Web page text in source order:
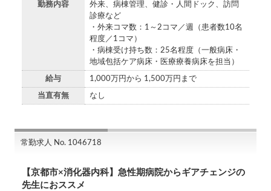
勤務内容
外来、病棟管理、健診・人間ドック、訪問
診療など
・外来コマ数：1～2コマ／週（患者数10名
程度／1コマ）
・病棟受け持ち数：25名程度（一般病床・
地域包括ケア病床・医療療養病床を担当）
給与 1,000万円から 1,500万円まで
当直有無 なし
常勤求人 No. 1046718
【京都市×消化器内科】急性期病院からギアチェンジの
先生におススメ